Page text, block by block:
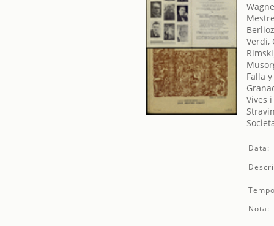
Verdi,
Falla
Vives
Data:
Nota: